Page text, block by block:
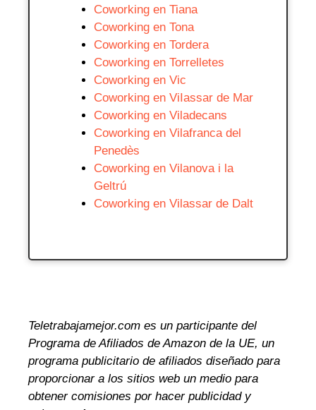
Coworking en Tiana
Coworking en Tona
Coworking en Tordera
Coworking en Torrelletes
Coworking en Vic
Coworking en ViIassar de Mar
Coworking en Viladecans
Coworking en Vilafranca del
Penedès
Coworking en Vilanova i la
Geltrú
Coworking en Vilassar de Dalt
Teletrabajamejor.com es un participante del
Programa de Afiliados de Amazon de la UE, un
programa publicitario de afiliados diseñado para
proporcionar a los sitios web un medio para
obtener comisiones por hacer publicidad y